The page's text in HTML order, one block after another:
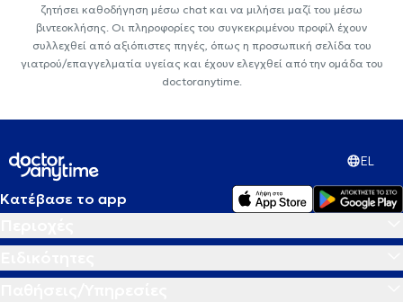
ζητήσει καθοδήγηση μέσω chat και να μιλήσει μαζί του μέσω
βιντεοκλήσης. Οι πληροφορίες του συγκεκριμένου προφίλ έχουν
συλλεχθεί από αξιόπιστες πηγές, όπως η προσωπική σελίδα του
γιατρού/επαγγελματία υγείας και έχουν ελεγχθεί από την ομάδα του
doctoranytime.
EL
Κατέβασε το app